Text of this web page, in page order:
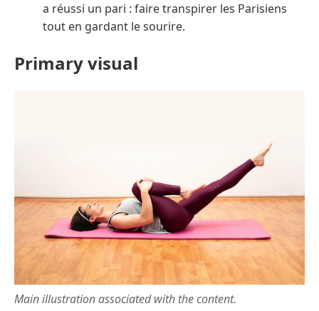
a réussi un pari : faire transpirer les Parisiens
tout en gardant le sourire.
Primary visual
Main illustration associated with the content.